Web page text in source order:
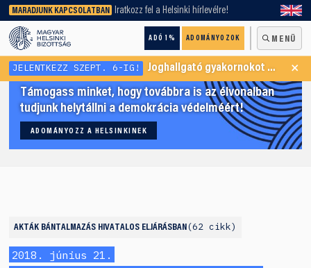
MARADJUNK KAPCSOLATBAN Iratkozz fel a Helsinki hírlevélre!
ADÓ 1% ADOMÁNYOZOK MENÜ
keresőnket!
JELENTKEZZ SZEPT. 6-IG! Joghallgató gyakornokot keresünk Menekültügyi Programunkba ×
Támogass minket, hogy továbbra is az élvonalban
tudjunk helytállni a demokrácia védelméért!
ADOMÁNYOZZ A HELSINKINEK
AKTÁK BÁNTALMAZÁS HIVATALOS ELJÁRÁSBAN 62 cikk
2018. június 21.